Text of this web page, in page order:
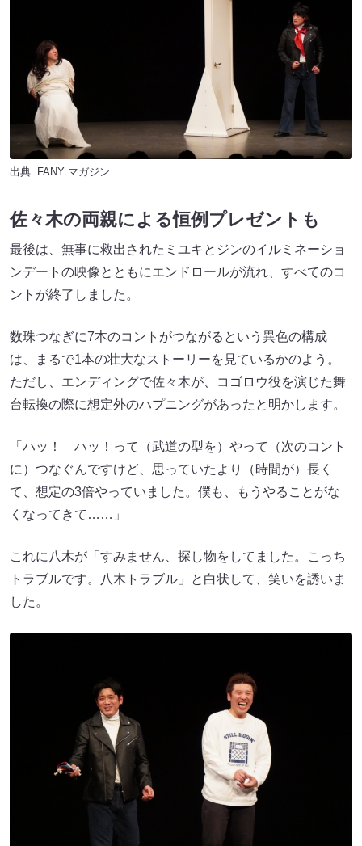
出典: FANY マガジン
佐々木の両親による恒例プレゼントも
最後は、無事に救出されたミユキとジンのイルミネーショ
ンデートの映像とともにエンドロールが流れ、すべてのコ
ントが終了しました。
数珠つなぎに7本のコントがつながるという異色の構成
は、まるで1本の壮大なストーリーを見ているかのよう。
ただし、エンディングで佐々木が、コゴロウ役を演じた舞
台転換の際に想定外のハプニングがあったと明かします。
「ハッ！ ハッ！って（武道の型を）やって（次のコント
に）つなぐんですけど、思っていたより（時間が）長く
て、想定の3倍やっていました。僕も、もうやることがな
くなってきて……」
これに八木が「すみません、探し物をしてました。こっち
トラブルです。八木トラブル」と白状して、笑いを誘いま
した。